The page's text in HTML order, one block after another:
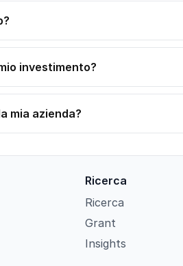
investimento?
mia azienda?
Ricerca
Ricerca
Grant
Insights